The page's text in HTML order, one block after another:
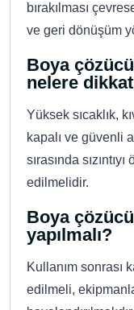
bırakılması
ve geri dönüşüm
Boya
nelere
Yüksek sıcaklık,
kapalı ve güvenli
sırasında
edilmelidir.
Boya
yapılmalı?
Kullanım sonrası
edilmeli,